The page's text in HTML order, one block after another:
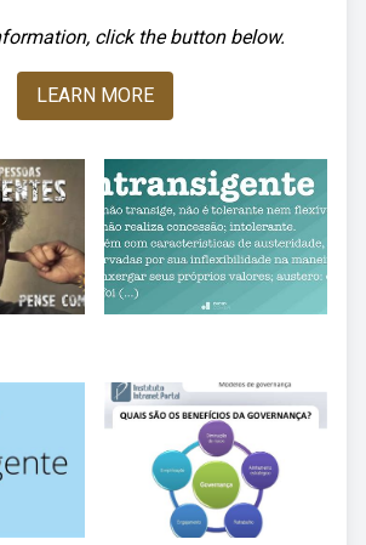
click the button below.
LEARN MORE